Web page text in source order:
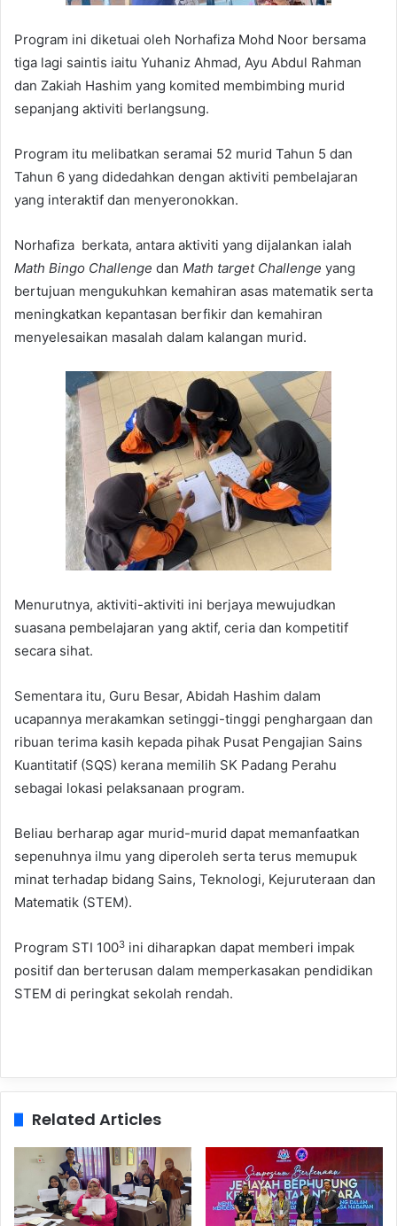
Program ini diketuai oleh Norhafiza Mohd Noor bersama
tiga lagi saintis iaitu Yuhaniz Ahmad, Ayu Abdul Rahman
dan Zakiah Hashim yang komited membimbing murid
sepanjang aktiviti berlangsung.
Program itu melibatkan seramai 52 murid Tahun 5 dan
Tahun 6 yang didedahkan dengan aktiviti pembelajaran
yang interaktif dan menyeronokkan.
Norhafiza berkata, antara aktiviti yang dijalankan ialah
Math Bingo Challenge dan Math target Challenge yang
bertujuan mengukuhkan kemahiran asas matematik serta
meningkatkan kepantasan berfikir dan kemahiran
menyelesaikan masalah dalam kalangan murid.
Menurutnya, aktiviti-aktiviti ini berjaya mewujudkan
suasana pembelajaran yang aktif, ceria dan kompetitif
secara sihat.
Sementara itu, Guru Besar, Abidah Hashim dalam
ucapannya merakamkan setinggi-tinggi penghargaan dan
ribuan terima kasih kepada pihak Pusat Pengajian Sains
Kuantitatif (SQS) kerana memilih SK Padang Perahu
sebagai lokasi pelaksanaan program.
Beliau berharap agar murid-murid dapat memanfaatkan
sepenuhnya ilmu yang diperoleh serta terus memupuk
minat terhadap bidang Sains, Teknologi, Kejuruteraan dan
Matematik (STEM).
Program STI 1003 ini diharapkan dapat memberi impak
positif dan berterusan dalam memperkasakan pendidikan
STEM di peringkat sekolah rendah.
Related Articles